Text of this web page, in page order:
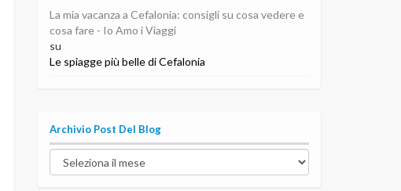
La mia vacanza a Cefalonia: consigli su cosa vedere e
cosa fare - Io Amo i Viaggi
su
Le spiagge più belle di Cefalonia
Archivio Post Del Blog
Archivio
post